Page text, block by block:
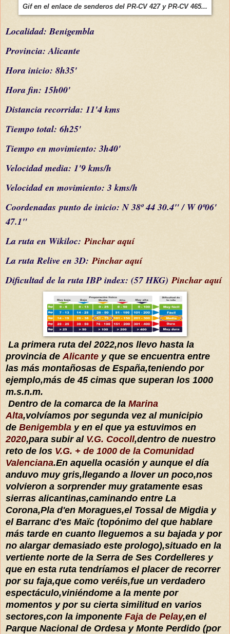
Gif en el enlace de senderos del PR-CV 427 y PR-CV 465...
Localidad: Benigembla
Provincia: Alicante
Hora inicio: 8h35'
Hora fin: 15h00'
Distancia recorrida: 11'4 kms
Tiempo total: 6h25'
Tiempo en movimiento: 3h40'
Velocidad media: 1'9 kms/h
Velocidad en movimiento: 3 kms/h
Coordenadas punto de inicio: N 38º 44 30.4" / W 0º06'
47.1"
La ruta en Wikiloc:Pinchar aquí
La ruta Relive en 3D:Pinchar aquí
Dificultadde la ruta IBP index: (57 HKG)Pinchar aquí
La primera ruta del 2022,nos llevo hasta la
provincia de Alicante y que se encuentra entre
las más montañosas de España,teniendo por
ejemplo,más de 45 cimas que superan los 1000
m.s.n.m.
Dentro de la comarca de la Marina
Alta,volvíamos por segunda vez al municipio
de Benigembla y en el que ya estuvimos en
2020,para subir al V.G. Cocoll,dentro de nuestro
reto de los V.G. + de 1000 de la Comunidad
Valenciana.En aquella ocasión y aunque el día
anduvo muy gris,llegando a llover un poco,nos
volvieron a sorprender muy gratamente esas
sierras alicantinas,caminando entre La
Corona,Pla d'en Moragues,el Tossal de Migdia y
el Barranc d'es Maïc (topónimo del que hablare
más tarde en cuanto lleguemos a su bajada y por
no alargar demasiado este prologo),situado en la
vertiente norte de la Serra de Ses Cordelleres y
que en esta ruta tendríamos el placer de recorrer
por su faja,que como veréis,fue un verdadero
espectáculo,viniéndome a la mente por
momentos y por su cierta similitud en varios
sectores,con la imponente Faja de Pelay,en el
Parque Nacional de Ordesa y Monte Perdido (por